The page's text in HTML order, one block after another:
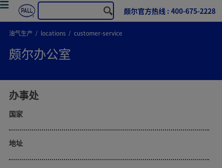
颇尔官方热线 : 400-675-2228
油气生产 locations customer-service
颇尔办公室
办事处
国家
地址